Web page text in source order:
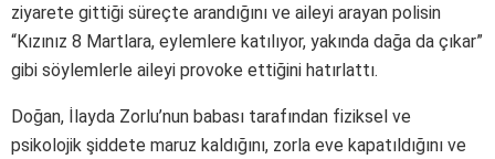
ziyarete gittiği süreçte arandığını ve aileyi arayan polisin
“Kızınız 8 Martlara, eylemlere katılıyor, yakında dağa da çıkar”
gibi söylemlerle aileyi provoke ettiğini hatırlattı.
Doğan, İlayda Zorlu’nun babası tarafından fiziksel ve
psikolojik şiddete maruz kaldığını, zorla eve kapatıldığını ve